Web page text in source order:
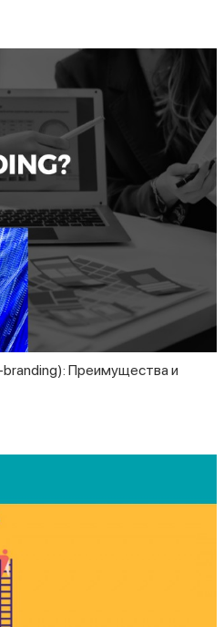
Преимущества и